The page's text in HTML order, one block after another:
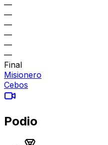
—
—
—
—
—
—
Final
Misionero
Cebos
Podio